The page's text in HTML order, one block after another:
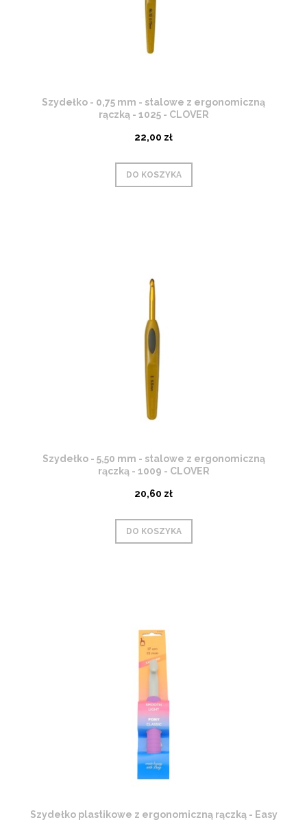
Szydełko - 0,75 mm - stalowe z ergonomiczną
rączką - 1025 - CLOVER
22,00 zł
DO KOSZYKA
Szydełko - 5,50 mm - stalowe z ergonomiczną
rączką - 1009 - CLOVER
20,60 zł
DO KOSZYKA
Szydełko plastikowe z ergonomiczną rączką - Easy